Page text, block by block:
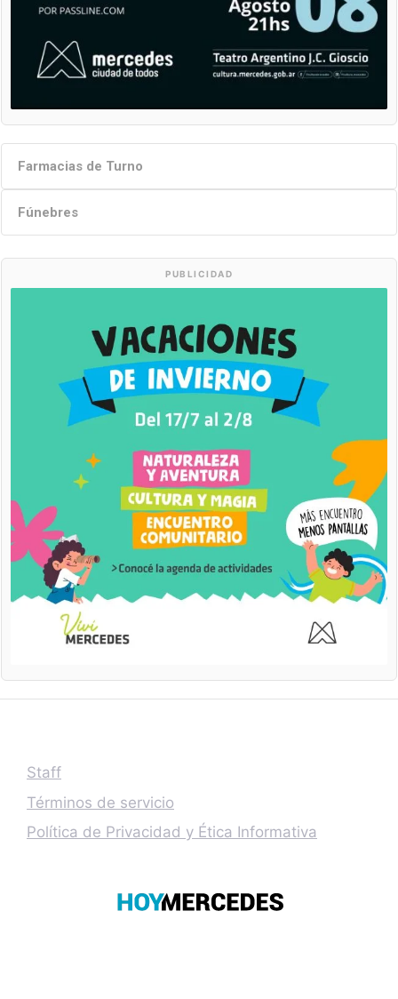
Farmacias de Turno
Fúnebres
PUBLICIDAD
Staff
Términos de servicio
Política de Privacidad y Ética Informativa